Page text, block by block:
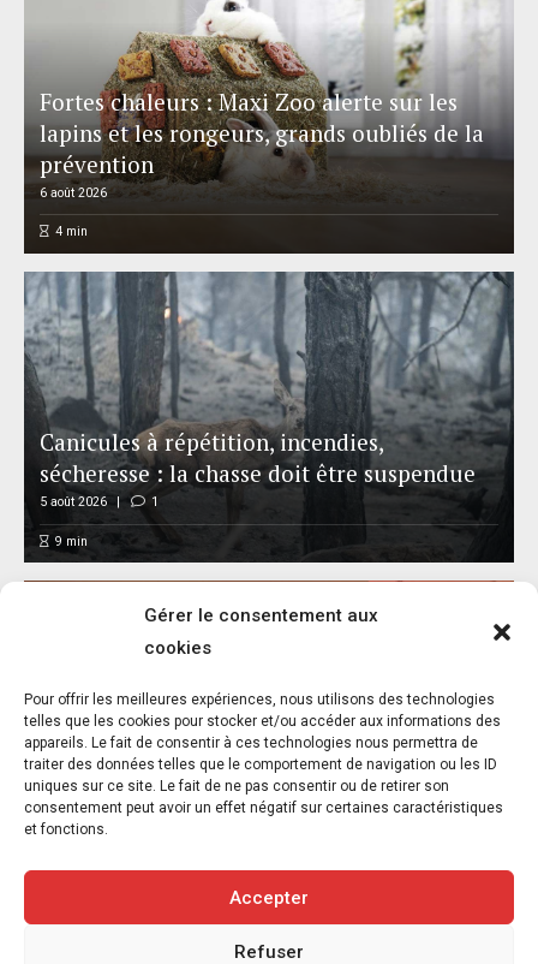
Gérer le consentement aux
cookies
Pour offrir les meilleures expériences, nous utilisons des technologies
telles que les cookies pour stocker et/ou accéder aux informations des
appareils. Le fait de consentir à ces technologies nous permettra de
traiter des données telles que le comportement de navigation ou les ID
uniques sur ce site. Le fait de ne pas consentir ou de retirer son
consentement peut avoir un effet négatif sur certaines caractéristiques
et fonctions.
Accepter
Refuser
Fortes chaleurs : Maxi Zoo alerte sur les
lapins et les rongeurs, grands oubliés de la
prévention
6 août 2026
4min
Canicules à répétition, incendies,
sécheresse : la chasse doit être suspendue
5 août 2026 1
9 min
Réalisme animal : exposition et catalogue –
Musée départemental Gustave Courbet –
Ornans – Jusqu’au 8 novembre 2026
5 août 2026